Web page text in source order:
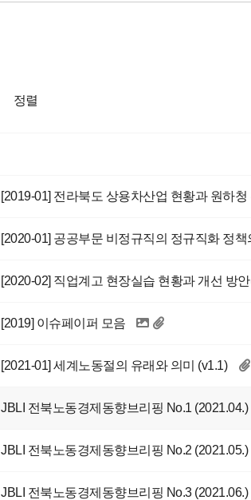
정렬
[2019-01] 전라북도 상용차산업 현황과 원하청
[2020-01] 공공부문 비정규직의 정규직화 정책
[2020-02] 직업계고 현장실습 현황과 개선 방
[2019] 이슈페이퍼 모음
[2021-01] 세계노동절의 유래와 의미 (v1.1)
JBLI 전북노동경제동향브리핑 No.1 (2021.04.)
JBLI 전북노동경제동향브리핑 No.2 (2021.05.)
JBLI 전북노동경제동향브리핑 No.3 (2021.06.)